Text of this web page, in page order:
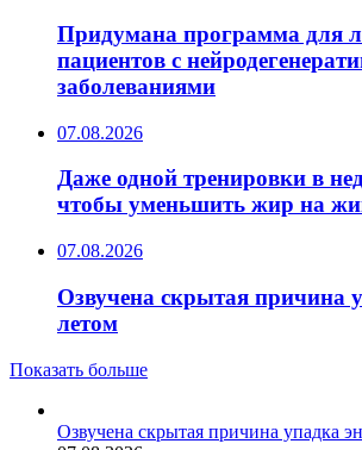
Придумана программа для
пациентов с
заболеваниями
07.08.2026
Даже одной тренировки в
чтобы уменьшить жир на
07.08.2026
Озвучена скрытая причина
летом
Показать больше
Озвучена скрытая причина упадка